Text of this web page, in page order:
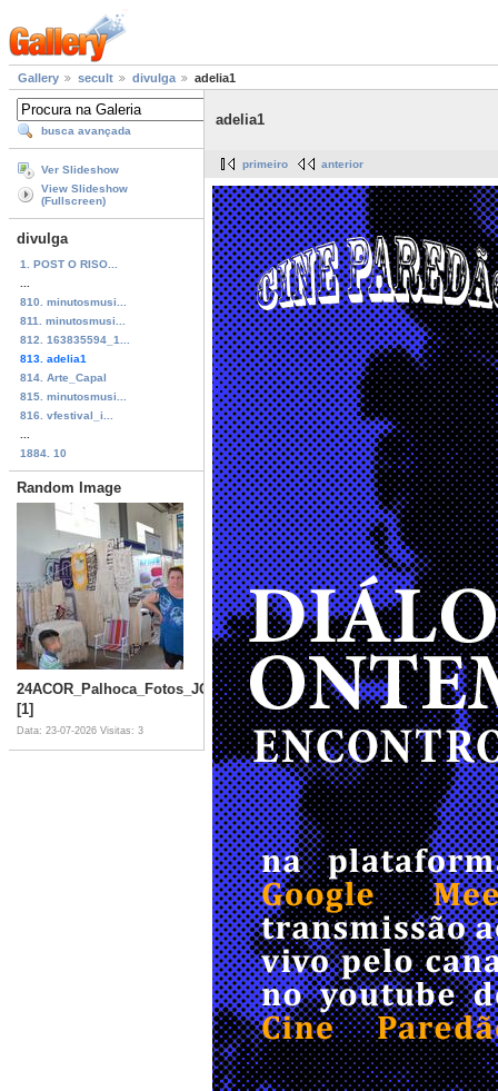
Gallery secult divulga adelia1
busca avançada
Ver Slideshow
View Slideshow
(Fullscreen)
divulga
1. POST O RISO...
810. minutosmusi...
811. minutosmusi...
812. 163835594_1...
813. adelia1
814. Arte_Capal
815. minutosmusi...
816. vfestival_i...
1884. 10
Random Image
24ACOR_Palhoca_Fotos_JOI_(748)
[1]
Data: 23-07-2026 Visitas: 3
adelia1
primeiro anterior